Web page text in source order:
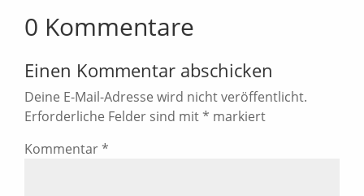
0 Kommentare
Einen Kommentar abschicken
Deine E-Mail-Adresse wird nicht veröffentlicht.
Erforderliche Felder sind mit* markiert
Kommentar*